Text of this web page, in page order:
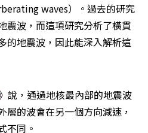
waves）。過去的研究
震波，而這項研究分析了橫貫
的地震波，因此能深入解析這
說，通過地核最內部的地震波
層的波會在另一個方向減速，
不同。